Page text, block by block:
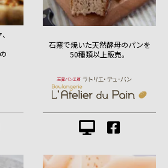
石窯で焼いた天然酵母のパンを
50種類以上販売。